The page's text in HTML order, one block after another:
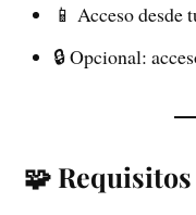
📱 Acceso desde
🔒 Opcional:
🧩 Requisitos